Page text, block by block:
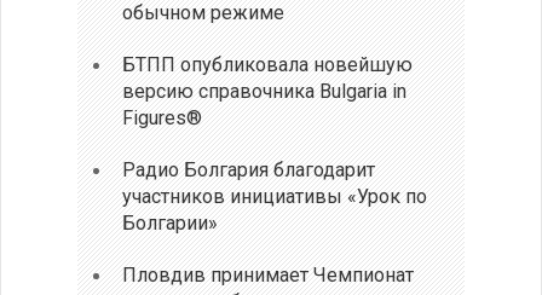
обычном режиме
БТПП опубликовала новейшую
версию справочника Bulgaria in
Figures®
Радио Болгария благодарит
участников инициативы «Урок по
Болгарии»
Пловдив принимает Чемпионат